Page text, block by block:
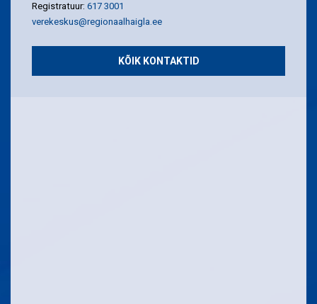
Registratuur: 617 3001
verekeskus@regionaalhaigla.ee
KÕIK KONTAKTID